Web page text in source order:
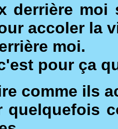
derrière
accoler la
moi.
pour ça
comme ils
quelquefois